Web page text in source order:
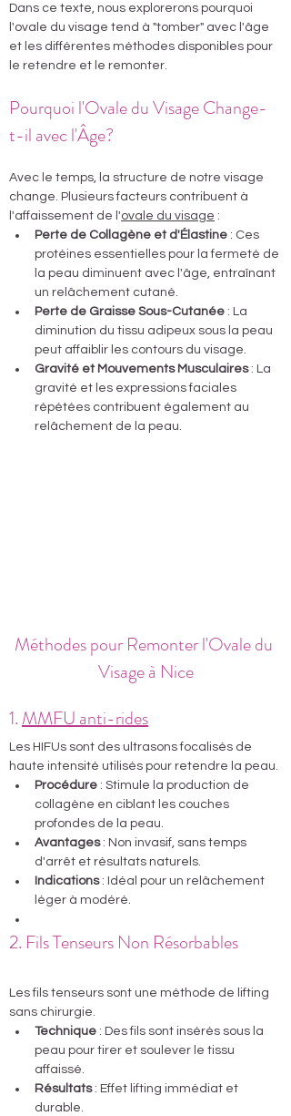
Dans ce texte, nous explorerons pourquoi
l'ovale du visage tend à "tomber" avec l'âge
et les différentes méthodes disponibles pour
le retendre et le remonter.
Pourquoi l'Ovale du Visage Change-
t-il avec l'Âge?
Avec le temps, la structure de notre visage
change. Plusieurs facteurs contribuent à
l'affaissement de l'ovale du visage :
Perte de Collagène et d'Élastine : Ces
protéines essentielles pour la fermeté de
la peau diminuent avec l'âge, entraînant
un relâchement cutané.
Perte de Graisse Sous-Cutanée : La
diminution du tissu adipeux sous la peau
peut affaiblir les contours du visage.
Gravité et Mouvements Musculaires : La
gravité et les expressions faciales
répétées contribuent également au
relâchement de la peau.
Méthodes pour Remonter l'Ovale du
Visage à Nice
1. MMFU anti-rides
Les HIFUs sont des ultrasons focalisés de
haute intensité utilisés pour retendre la peau.
Procédure : Stimule la production de
collagène en ciblant les couches
profondes de la peau.
Avantages : Non invasif, sans temps
d'arrêt et résultats naturels.
Indications : Idéal pour un relâchement
léger à modéré.
2. Fils Tenseurs Non Résorbables
Les fils tenseurs sont une méthode de lifting
sans chirurgie.
Technique : Des fils sont insérés sous la
peau pour tirer et soulever le tissu
affaissé.
Résultats : Effet lifting immédiat et
durable.